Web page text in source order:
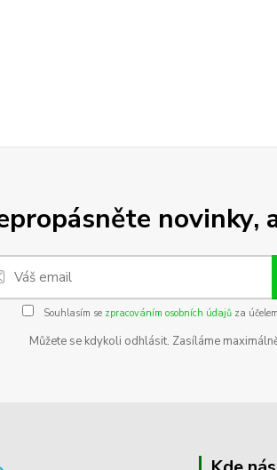
novinky,
Souhlasím se zpracováním osobních údajůza
Můžete se kdykoli odhlásit. Zasíláme